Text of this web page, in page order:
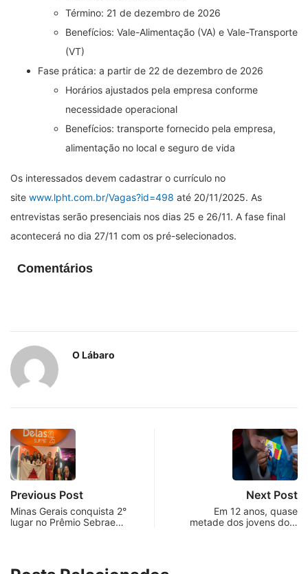
Término: 21 de dezembro de 2026
Benefícios: Vale-Alimentação (VA) e Vale-Transporte
(VT)
Fase prática: a partir de 22 de dezembro de 2026
Horários ajustados pela empresa conforme
necessidade operacional
Benefícios: transporte fornecido pela empresa,
alimentação no local e seguro de vida
Os interessados devem cadastrar o currículo no
site www.lpht.com.br/Vagas?id=498 até 20/11/2025. As
entrevistas serão presenciais nos dias 25 e 26/11. A fase final
acontecerá no dia 27/11 com os pré-selecionados.
Comentários
O Lábaro
Previous Post
Minas Gerais conquista 2°
lugar no Prêmio Sebrae…
Next Post
Em 12 anos, quase
metade dos jovens do…